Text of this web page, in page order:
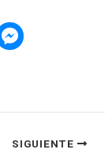
SIGUIENTE